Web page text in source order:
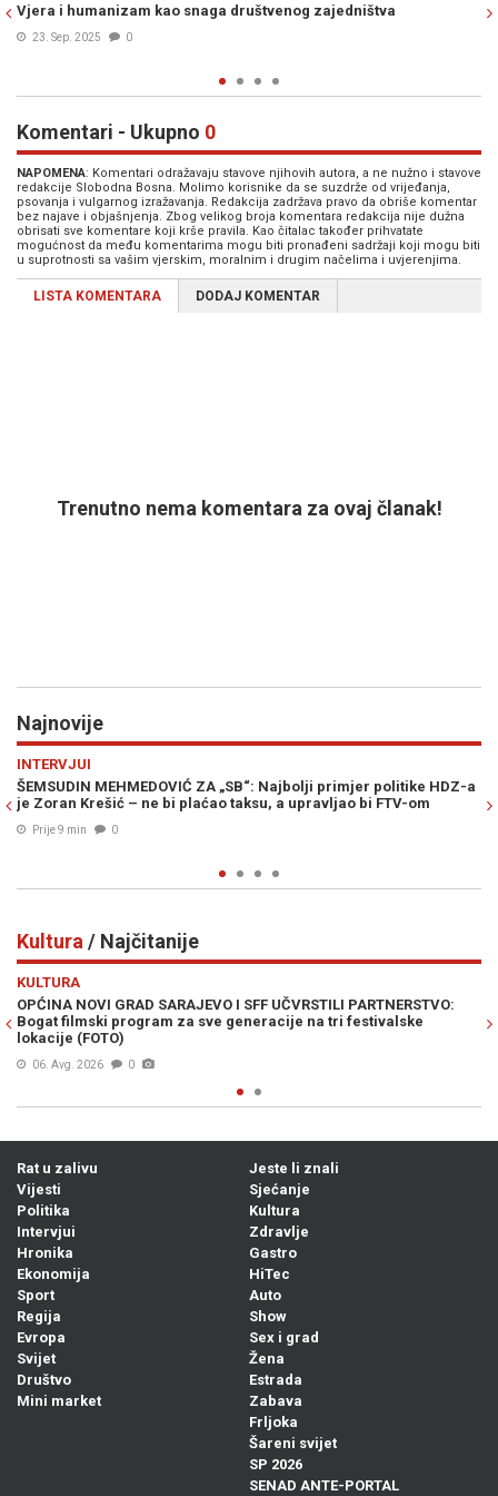
oprostio se od Josipa Pejakovića
20. Jul. 2025
Komentari - Ukupno 0
NAPOMENA: Komentari odražavaju stavove njihovih autora, a ne nužno i stavove
redakcije Slobodna Bosna. Molimo korisnike da se suzdrže od vrijeđanja,
psovanja i vulgarnog izražavanja. Redakcija zadržava pravo da obriše komentar
bez najave i objašnjenja. Zbog velikog broja komentara redakcija nije dužna
obrisati sve komentare koji krše pravila. Kao čitalac također prihvatate
mogućnost da među komentarima mogu biti pronađeni sadržaji koji mogu biti
u suprotnosti sa vašim vjerskim, moralnim i drugim načelima i uvjerenjima.
LISTA KOMENTARA DODAJ KOMENTAR
Trenutno nema komentara za ovaj članak!
Najnovije
politike HDZ-a
bi FTV-om
INVESTICIJA OD 100 MILIONA MARAKA ĆE SKROZ
SLIKU OVOG BH. GRADA: Pogledajte kako će
Kultura / Najčitanije
festivalske
POSEBAN PROGRAM SFF-a POSVEĆEN BÉLI
stižu filmovi njegovih najuspješnijih studenata
Rat u zalivu
Vijesti
Politika
Intervjui
Hronika
Ekonomija
Sport
Regija
Evropa
Svijet
Društvo
Mini market
Jeste li znali
Sjećanje
Kultura
Zdravlje
Gastro
HiTec
Auto
Show
Sex i grad
Žena
Estrada
Zabava
Frljoka
Šareni svijet
SP 2026
SENAD ANTE-PORTAL